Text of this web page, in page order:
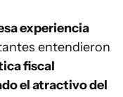
experiencia
entendieron
fiscal
el atractivo del